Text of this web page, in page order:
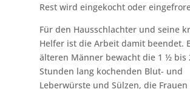
Rest wird eingekocht oder
Für den Hausschlachter und seine
Helfer ist die Arbeit damit beendet.
älteren Männer bewacht die 1 ½ bis
Stunden lang kochenden Blut- und
Leberwürste und Sülzen, die